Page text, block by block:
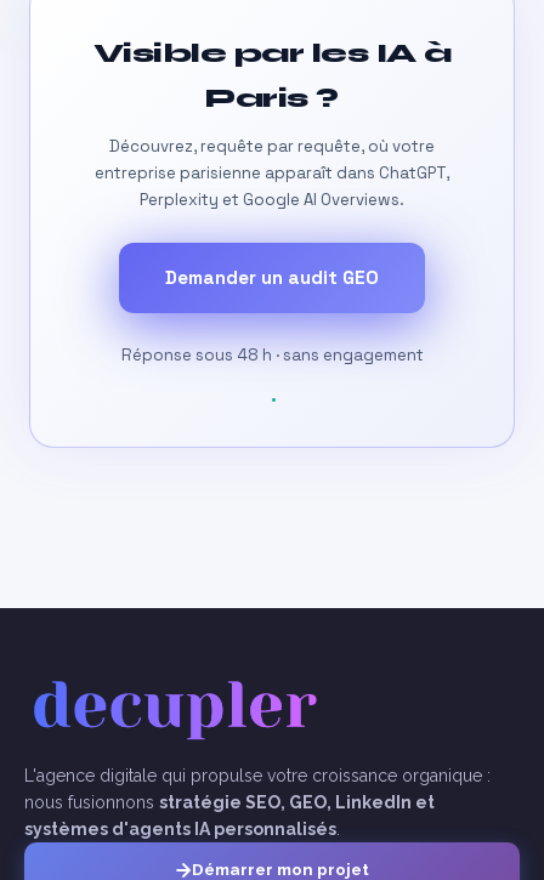
Visible par les IA à
Paris ?
Découvrez, requête par requête, où votre
entreprise parisienne apparaît dans ChatGPT,
Perplexity et Google AI Overviews.
Demander un audit GEO
Réponse sous 48 h · sans engagement
L'agence digitale qui propulse votre croissance organique :
nous fusionnons stratégie SEO, GEO, LinkedIn et
systèmes d'agents IA personnalisés
Démarrer mon projet